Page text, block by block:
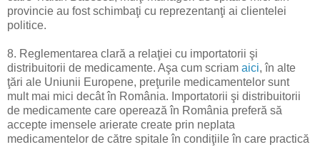
provincie au fost schimbaţi cu reprezentanţi ai clientelei
politice.
8. Reglementarea clară a relaţiei cu importatorii şi
distribuitorii de medicamente. Aşa cum scriam aici, în alte
ţări ale Uniunii Europene, preţurile medicamentelor sunt
mult mai mici decât în România. Importatorii şi distribuitorii
de medicamente care operează în România preferă să
accepte imensele arierate create prin neplata
medicamentelor de către spitale în condiţiile în care practică